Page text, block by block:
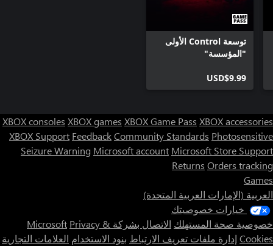
توسعة Control الأولى
"المؤسسة"
USD$9.99
XBOX consoles XBOX games XBOX Game Pass XBOX accessories
XBOX Support FeedbackCommunity Standards Photosensitive
Seizure Warning Microsoft account Microsoft Store Support
Returns Orders tracking
Games
العربية (الإمارات العربية المتحدة)
خيارات خصوصيتك
خصوصية صحة المستهلك الاتصال بشركة Microsoft Privacy &
Cookies إدارة ملفات تعريف الارتباط بنود الاستخدام العلامات التجارية